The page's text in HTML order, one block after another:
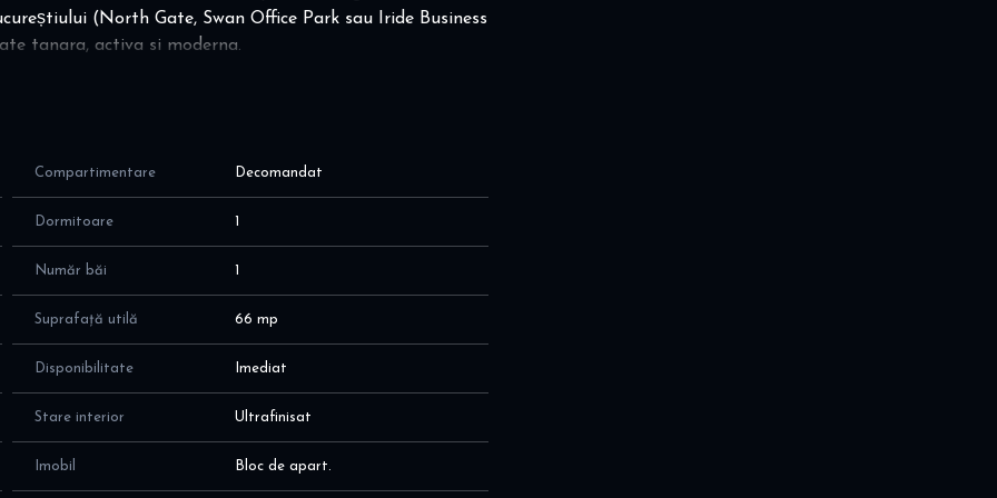
(North Gate, Swan Office Park sau Iride Business
tanara, activa si moderna.
Mutare imediata!
animale de companie
datorita panourilor fotovoltaice si a pompelor de
si uscator rufe; dressing generos
zona de dining; aer conditionat, TV smart
hota, frigider, cuptor microunde, masina de spalat
Compartimentare Decomandat
Dormitoare 1
Număr băi 1
Suprafață utilă 66 mp
Disponibilitate Imediat
Stare interior Ultrafinisat
Imobil Bloc de apart.